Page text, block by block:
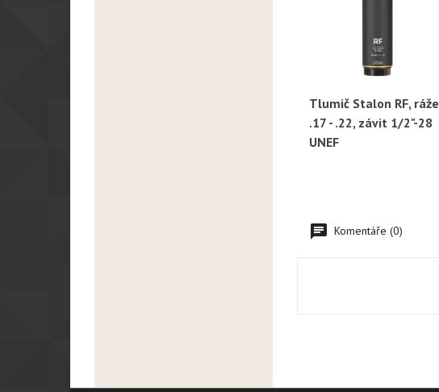
Rychlý náhled
Tlumič Stalon RF, ráže
.17 - .22, závit 1/2"-28
UNEF
Komentáře (0)